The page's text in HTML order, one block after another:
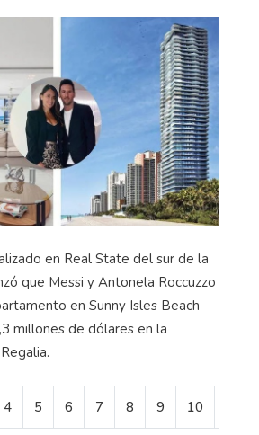
en Real State del sur de la
que Messi y Antonela Roccuzzo
en Sunny Isles Beach
millones de dólares en la
4 5 6 7 8 9 10